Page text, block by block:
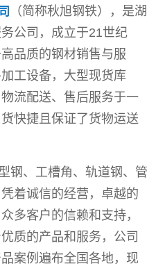
（简称秋旭钢铁），是湖
公司，成立于21世纪
品质的钢材销售与服
工设备，大型现货库
流配送、售后服务于一
快捷且保证了货物运送
、工槽角、轨道钢、管
着诚信的经营，卓越的
多客户的信赖和支持，
质的产品和服务，公司
案例遍布全国各地，现